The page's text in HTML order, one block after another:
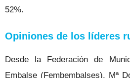
52%.
Opiniones de los líderes
Desde la Federación de
Embalse (Fembembalses), Mª